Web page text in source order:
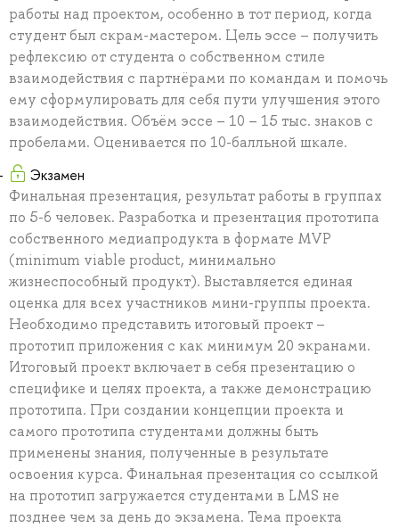
работы над проектом, особенно в тот период, когда
студент был скрам-мастером. Цель эссе – получить
рефлексию от студента о собственном стиле
взаимодействия с партнёрами по командам и помочь
ему сформулировать для себя пути улучшения этого
взаимодействия. Объём эссе – 10 – 15 тыс. знаков с
пробелами. Оценивается по 10-балльной шкале.
Экзамен
Финальная презентация, результат работы в группах
по 5-6 человек. Разработка и презентация прототипа
собственного медиапродукта в формате MVP
(minimum viable product, минимально
жизнеспособный продукт). Выставляется единая
оценка для всех участников мини-группы проекта.
Необходимо представить итоговый проект –
прототип приложения с как минимум 20 экранами.
Итоговый проект включает в себя презентацию о
специфике и целях проекта, а также демонстрацию
прототипа. При создании концепции проекта и
самого прототипа студентами должны быть
применены знания, полученные в результате
освоения курса. Финальная презентация со ссылкой
на прототип загружается студентами в LMS не
позднее чем за день до экзамена. Тема проекта